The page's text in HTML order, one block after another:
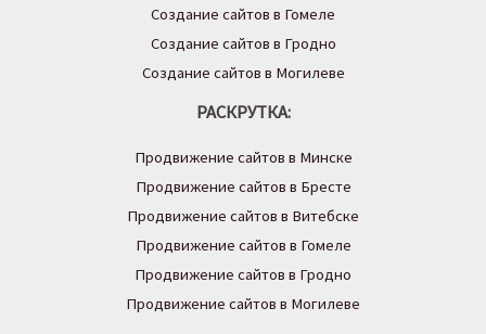
Создание сайтов в Гомеле
Создание сайтов в Гродно
Создание сайтов в Могилеве
РАСКРУТКА:
Продвижение сайтов в Минске
Продвижение сайтов в Бресте
Продвижение сайтов в Витебске
Продвижение сайтов в Гомеле
Продвижение сайтов в Гродно
Продвижение сайтов в Могилеве